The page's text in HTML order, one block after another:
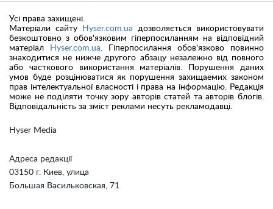
Hyser Media
Адреса редакції
03150 г. Киев, улица
Большая Васильковская, 71
Усі права захищені.
Матеріали сайту
Hyser.com.ua дозволяється використовувати
безкоштовно з обов'язковим гіперпосиланням на відповідний
матеріал
Hyser.com.ua. Гіперпосилання обов'язково повинно
знаходитися не нижче другого абзацу незалежно від повного
або часткового використання матеріалів. Порушення даних
умов буде розцінюватися як порушення захищаемих законом
прав інтелектуальної власності і права на інформацію. Редакція
може не поділяти точку зору авторів статей та авторів блогів.
Відповідальність за зміст реклами несуть рекламодавці.